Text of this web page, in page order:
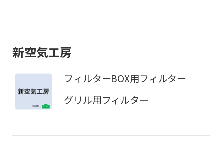
新空気工房
フィルターBOX用フィルター
グリル用フィルター